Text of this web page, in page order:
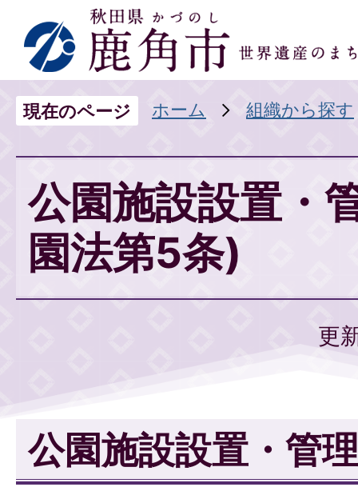
現在のページ ホーム 組織から探す
公園施設設置・
園法第5条)
更
公園施設設置・管